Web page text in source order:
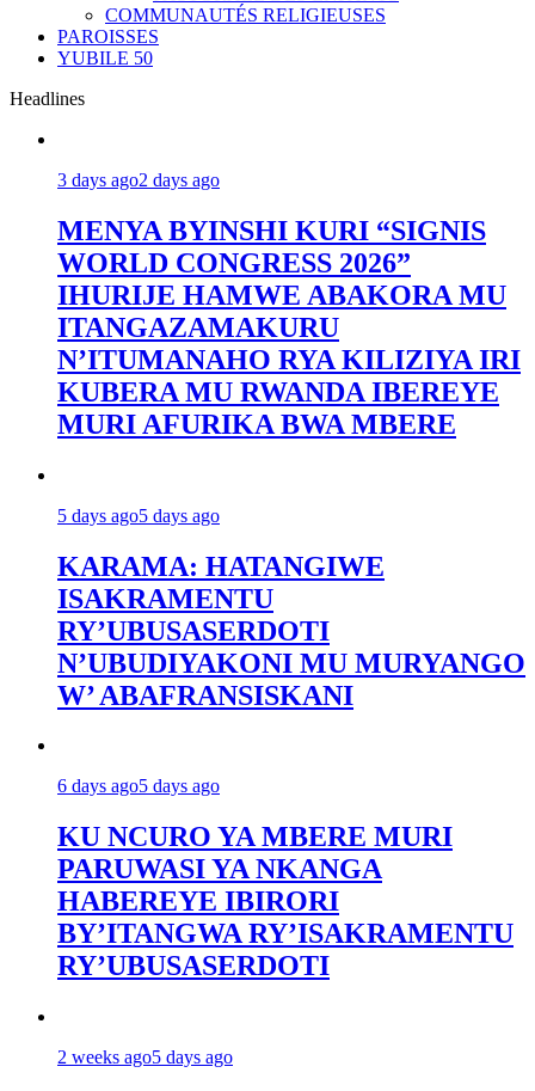
COMMUNAUTÉS RELIGIEUSES
PAROISSES
YUBILE 50
Headlines
3 days ago2 days ago
MENYA BYINSHI KURI “SIGNIS
WORLD CONGRESS 2026”
IHURIJE HAMWE ABAKORA MU
ITANGAZAMAKURU
N’ITUMANAHO RYA KILIZIYA IRI
KUBERA MU RWANDA IBEREYE
MURI AFURIKA BWA MBERE
5 days ago5 days ago
KARAMA: HATANGIWE
ISAKRAMENTU
RY’UBUSASERDOTI
N’UBUDIYAKONI MU MURYANGO
W’ ABAFRANSISKANI
6 days ago5 days ago
KU NCURO YA MBERE MURI
PARUWASI YA NKANGA
HABEREYE IBIRORI
BY’ITANGWA RY’ISAKRAMENTU
RY’UBUSASERDOTI
2 weeks ago5 days ago